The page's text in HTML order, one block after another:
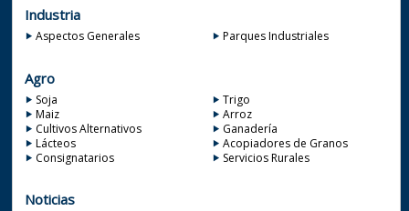
Industria
Aspectos Generales Parques Industriales
Agro
Soja
Trigo
Maiz
Arroz
Cultivos Alternativos
Ganadería
Lácteos
Acopiadores de Granos
Consignatarios
Servicios Rurales
Noticias